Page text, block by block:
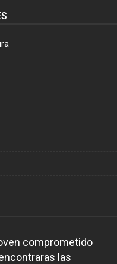
comprometido
las